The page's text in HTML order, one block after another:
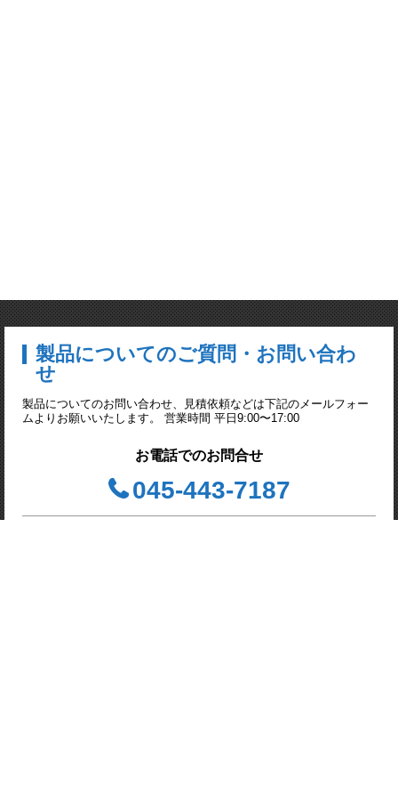
製品についてのご質問・お問い合わ
せ
製品についてのお問い合わせ、見積依頼などは下記のメールフォー
ムよりお願いいたします。 営業時間 平日9:00〜17:00
お電話でのお問合せ
045-443-7187